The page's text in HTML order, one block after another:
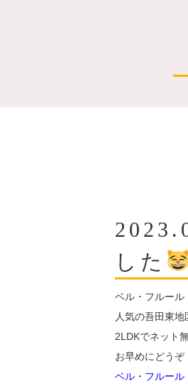
した
ベル・フルール
人気の吾田東地
2LDKでネット
お早めにどうぞ
ベル・フルー